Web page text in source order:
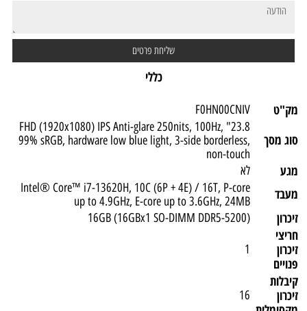
כללי
מק"ט
F0HN00CNIV
סוג מסך
23.8" FHD (1920x1080) IPS Anti-glare 250nits, 100Hz,
99% sRGB, hardware low blue light, 3-side borderless,
non-touch
מגע לא
מעבד
Intel® Core™ i7-13620H, 10C (6P + 4E) / 16T, P-core
up to 4.9GHz, E-core up to 3.6GHz, 24MB
זיכרון (16GB (16GBx1 SO-DIMM DDR5-5200
חריצי
זיכרון
פנויים
1
קיבלות
זיכרון
16